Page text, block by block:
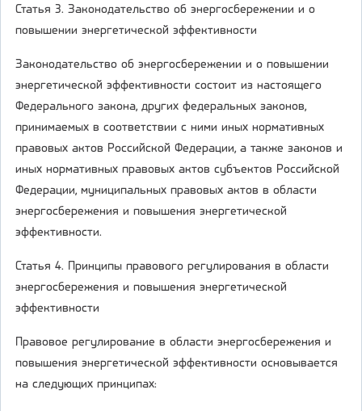
Статья 3. Законодательство об энергосбережении и о
повышении энергетической эффективности
Законодательство об энергосбережении и о повышении
энергетической эффективности состоит из настоящего
Федерального закона, других федеральных законов,
принимаемых в соответствии с ними иных нормативных
правовых актов Российской Федерации, а также законов и
иных нормативных правовых актов субъектов Российской
Федерации, муниципальных правовых актов в области
энергосбережения и повышения энергетической
эффективности.
Статья 4. Принципы правового регулирования в области
энергосбережения и повышения энергетической
эффективности
Правовое регулирование в области энергосбережения и
повышения энергетической эффективности основывается
на следующих принципах: